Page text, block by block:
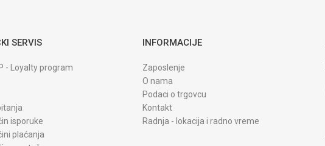
SERVIS
- Loyalty program
isporuke
plaćanja
INFORMACIJE
Zaposlenje
O nama
Podaci o trgovcu
Kontakt
Radnja - lokacija i radno vreme